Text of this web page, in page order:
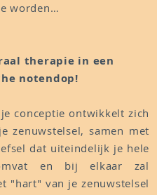
worden…
therapie in een
notendop!
conceptie ontwikkelt zich
zenuwstelsel, samen met
dat uiteindelijk je hele
en bij elkaar zal
"hart" van je zenuwstelsel